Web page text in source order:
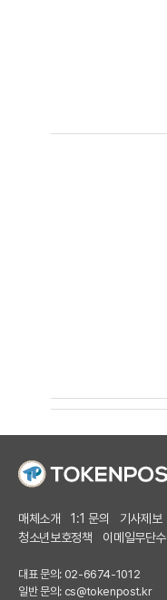
매체소개 1:1 문의 기사제보
청소년보호정책
이메일무단
대표 문의: 02-6674-1012
일반 문의: cs@tokenpost.kr